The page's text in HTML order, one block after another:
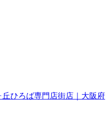
ひろば専門店街店｜大阪府